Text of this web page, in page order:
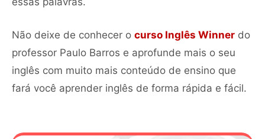
Não deixe de conhecer o curso Inglês Winner do
professor Paulo Barros e aprofunde mais o seu
inglês com muito mais conteúdo de ensino que
fará você aprender inglês de forma rápida e fácil.